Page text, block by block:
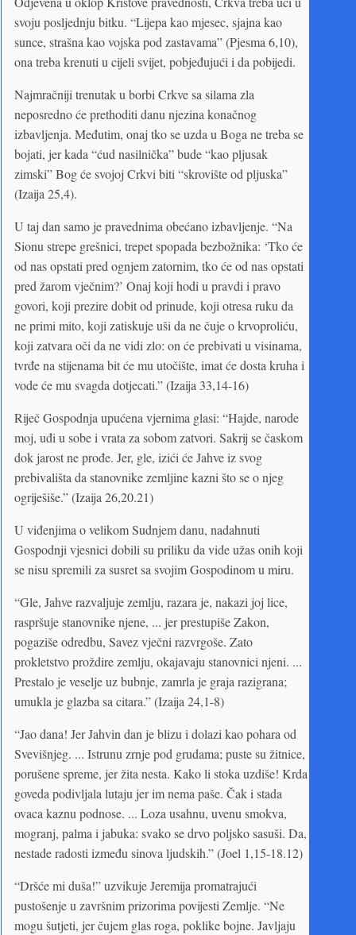
svoju posljednju bitku. “Lijepa kao mjesec, sjajna kao
sunce, strašna kao vojska pod zastavama” (Pjesma 6,10),
ona treba krenuti u cijeli svijet, pobjeđujući i da pobijedi.
Najmračniji trenutak u borbi Crkve sa silama zla
neposredno će prethoditi danu njezina konačnog
izbavljenja. Međutim, onaj tko se uzda u Boga ne treba se
bojati, jer kada “ćud nasilnička” bude “kao pljusak
zimski” Bog će svojoj Crkvi biti “skrovište od pljuska”
(Izaija 25,4).
U taj dan samo je pravednima obećano izbavljenje. “Na
Sionu strepe grešnici, trepet spopada bezbožnika: ‘Tko će
od nas opstati pred ognjem zatornim, tko će od nas opstati
pred žarom vječnim?’ Onaj koji hodi u pravdi i pravo
govori, koji prezire dobit od prinude, koji otresa ruku da
ne primi mito, koji zatiskuje uši da ne čuje o krvoproliću,
koji zatvara oči da ne vidi zlo: on će prebivati u visinama,
tvrđe na stijenama bit će mu utočište, imat će dosta kruha i
vode će mu svagda dotjecati.” (Izaija 33,14-16)
Riječ Gospodnja upućena vjernima glasi: “Hajde, narode
moj, uđi u sobe i vrata za sobom zatvori. Sakrij se časkom
dok jarost ne prođe. Jer, gle, izići će Jahve iz svog
prebivališta da stanovnike zemljine kazni što se o njeg
ogriješiše.” (Izaija 26,20.21)
U viđenjima o velikom Sudnjem danu, nadahnuti
Gospodnji vjesnici dobili su priliku da vide užas onih koji
se nisu spremili za susret sa svojim Gospodinom u miru.
“Gle, Jahve razvaljuje zemlju, razara je, nakazi joj lice,
raspršuje stanovnike njene, ... jer prestupiše Zakon,
pogaziše odredbu, Savez vječni razvrgoše. Zato
prokletstvo proždire zemlju, okajavaju stanovnici njeni. ...
Prestalo je veselje uz bubnje, zamrla je graja razigrana;
umukla je glazba sa citara.” (Izaija 24,1-8)
“Jao dana! Jer Jahvin dan je blizu i dolazi kao pohara od
Svevišnjeg. ... Istrunu zrnje pod grudama; puste su žitnice,
porušene spreme, jer žita nesta. Kako li stoka uzdiše! Krda
goveda podivljala lutaju jer im nema paše. Čak i stada
ovaca kaznu podnose. ... Loza usahnu, uvenu smokva,
mogranj, palma i jabuka: svako se drvo poljsko sasuši. Da,
nestade radosti između sinova ljudskih.” (Joel 1,15-18.12)
“Dršće mi duša!” uzvikuje Jeremija promatrajući
pustošenje u završnim prizorima povijesti Zemlje. “Ne
mogu šutjeti, jer čujem glas roga, poklike bojne. Javljaju